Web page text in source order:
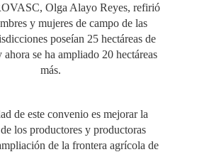
Olga Alayo Reyes, refirió
y mujeres de campo de las
poseían 25 hectáreas de
se ha ampliado 20 hectáreas
más.
de este convenio es mejorar la
los productores y productoras
de la frontera agrícola de